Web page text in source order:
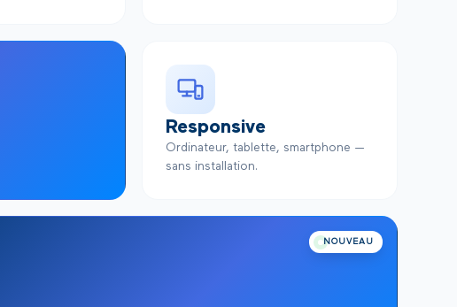
Responsive
Ordinateur, tablette, smartphone —
sans installation.
NOUVEAU